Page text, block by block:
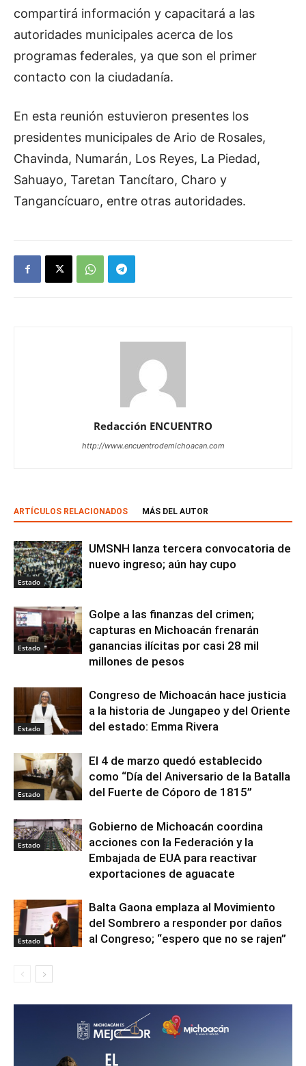
compartirá información y capacitará a las
autoridades municipales acerca de los
programas federales, ya que son el primer
contacto con la ciudadanía.
En esta reunión estuvieron presentes los
presidentes municipales de Ario de Rosales,
Chavinda, Numarán, Los Reyes, La Piedad,
Sahuayo, Taretan Tancítaro, Charo y
Tangancícuaro, entre otras autoridades.
Redacción ENCUENTRO
http://www.encuentrodemichoacan.com
ARTÍCULOS RELACIONADOS MÁS DEL AUTOR
Estado
UMSNH lanza tercera convocatoria de
nuevo ingreso; aún hay cupo
Estado
Golpe a las finanzas del crimen;
capturas en Michoacán frenarán
ganancias ilícitas por casi 28 mil
millones de pesos
Estado
Congreso de Michoacán hace justicia
a la historia de Jungapeo y del Oriente
del estado: Emma Rivera
Estado
El 4 de marzo quedó establecido
como “Día del Aniversario de la Batalla
del Fuerte de Cóporo de 1815”
Estado
Gobierno de Michoacán coordina
acciones con la Federación y la
Embajada de EUA para reactivar
exportaciones de aguacate
Estado
Balta Gaona emplaza al Movimiento
del Sombrero a responder por daños
al Congreso; “espero que no se rajen”